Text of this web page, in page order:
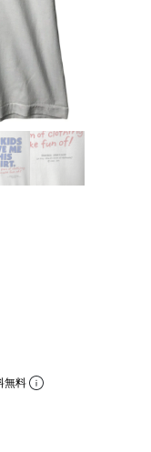
無料